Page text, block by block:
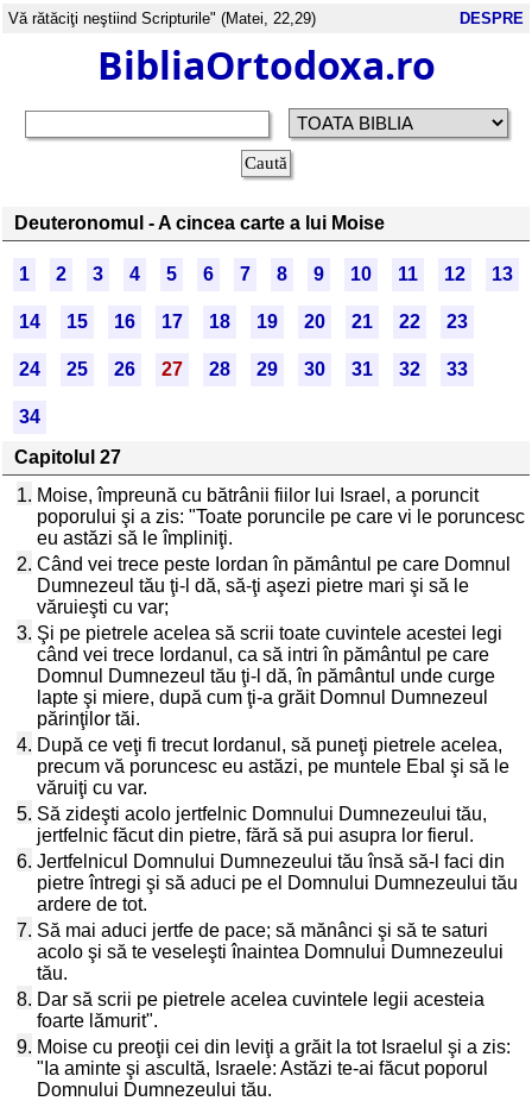
Vă rătăciţi neştiind Scripturile" (Matei, 22,29) DESPRE
BibliaOrtodoxa.ro
Deuteronomul - A cincea carte a lui Moise
1 2 3 4 5 6 7 8 9 10 11 12 13
14 15 16 17 18 19 20 21 22 23
24 25 26 27 28 29 30 31 32 33
34
Capitolul 27
1. Moise, împreună cu bătrânii fiilor lui Israel, a poruncit
poporului şi a zis: "Toate poruncile pe care vi le poruncesc
eu astăzi să le împliniţi.
2. Când vei trece peste Iordan în pământul pe care Domnul
Dumnezeul tău ţi-l dă, să-ţi aşezi pietre mari şi să le
văruieşti cu var;
3. Şi pe pietrele acelea să scrii toate cuvintele acestei legi
când vei trece Iordanul, ca să intri în pământul pe care
Domnul Dumnezeul tău ţi-l dă, în pământul unde curge
lapte şi miere, după cum ţi-a grăit Domnul Dumnezeul
părinţilor tăi.
4. După ce veţi fi trecut Iordanul, să puneţi pietrele acelea,
precum vă poruncesc eu astăzi, pe muntele Ebal şi să le
văruiţi cu var.
5. Să zideşti acolo jertfelnic Domnului Dumnezeului tău,
jertfelnic făcut din pietre, fără să pui asupra lor fierul.
6. Jertfelnicul Domnului Dumnezeului tău însă să-l faci din
pietre întregi şi să aduci pe el Domnului Dumnezeului tău
ardere de tot.
7. Să mai aduci jertfe de pace; să mănânci şi să te saturi
acolo şi să te veseleşti înaintea Domnului Dumnezeului
tău.
8. Dar să scrii pe pietrele acelea cuvintele legii acesteia
foarte lămurit".
9. Moise cu preoţii cei din leviţi a grăit la tot Israelul şi a zis:
"Ia aminte şi ascultă, Israele: Astăzi te-ai făcut poporul
Domnului Dumnezeului tău.